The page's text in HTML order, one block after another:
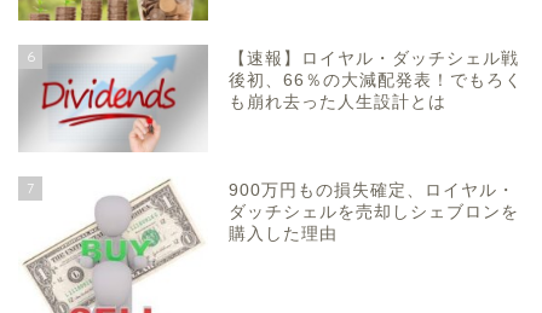
6
【速報】ロイヤル・ダッチシェル戦
後初、66％の大減配発表！でもろく
も崩れ去った人生設計とは
7
900万円もの損失確定、ロイヤル・
ダッチシェルを売却しシェブロンを
購入した理由